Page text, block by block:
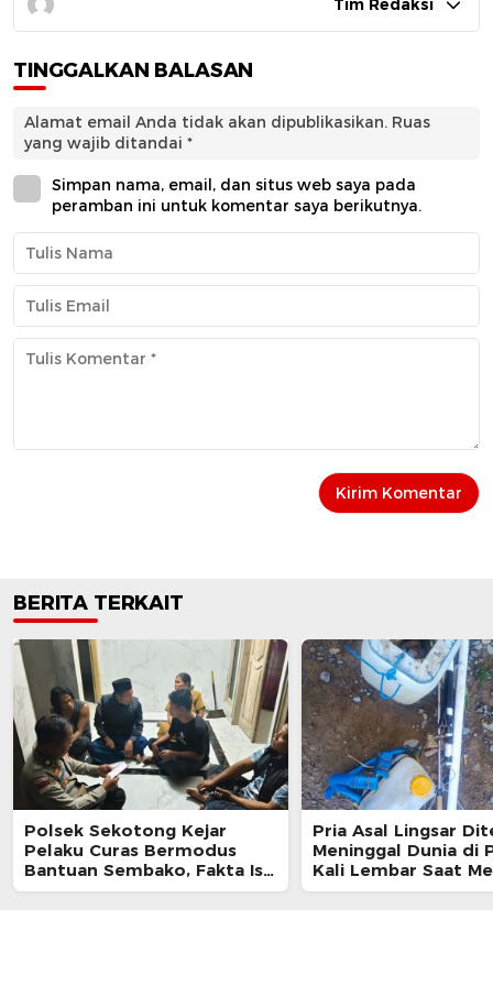
Tim Redaksi
TINGGALKAN BALASAN
Alamat email Anda tidak akan dipublikasikan. Ruas
yang wajib ditandai *
Simpan nama, email, dan situs web saya pada
peramban ini untuk komentar saya berikutnya.
BERITA TERKAIT
Polsek Sekotong Kejar
Pelaku Curas Bermodus
Bantuan Sembako, Fakta Isu
Penculikan Terungkap
Pria Asal Lingsar
Meninggal Dunia di
Kali Lembar Saat
Belut